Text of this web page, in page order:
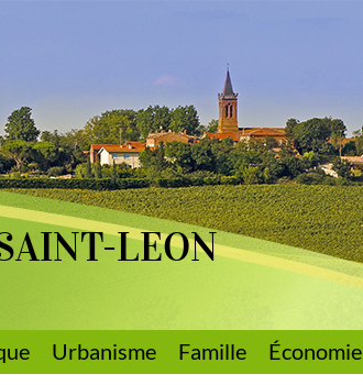
LEON
Urbanisme Famille Économie